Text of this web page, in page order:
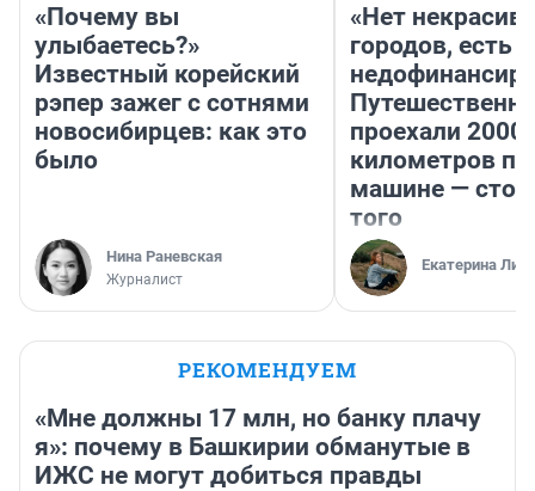
«Почему вы
улыбаетесь?»
Известный корейский
рэпер зажег с сотнями
новосибирцев: как это
было
Нина Раневская
Журналист
«Нет
городов, есть
проехали 2000
километров по
машине —
того
Екатерина
РЕКОМЕНДУЕМ
«Мне должны 17 млн, но банку плачу
я»: почему в Башкирии обманутые в
ИЖС не могут добиться правды